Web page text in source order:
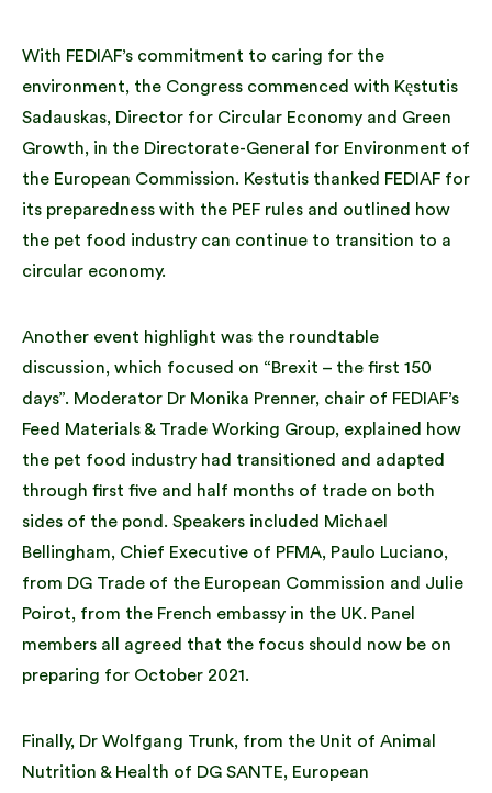
With FEDIAF’s commitment to caring for the
environment, the Congress commenced with Kęstutis
Sadauskas, Director for Circular Economy and Green
Growth, in the Directorate-General for Environment of
the European Commission. Kestutis thanked FEDIAF for
its preparedness with the PEF rules and outlined how
the pet food industry can continue to transition to a
circular economy.
Another event highlight was the roundtable
discussion, which focused on “Brexit – the first 150
days”. Moderator Dr Monika Prenner, chair of FEDIAF’s
Feed Materials & Trade Working Group, explained how
the pet food industry had transitioned and adapted
through first five and half months of trade on both
sides of the pond. Speakers included Michael
Bellingham, Chief Executive of PFMA, Paulo Luciano,
from DG Trade of the European Commission and Julie
Poirot, from the French embassy in the UK. Panel
members all agreed that the focus should now be on
preparing for October 2021.
Finally, Dr Wolfgang Trunk, from the Unit of Animal
Nutrition & Health of DG SANTE, European